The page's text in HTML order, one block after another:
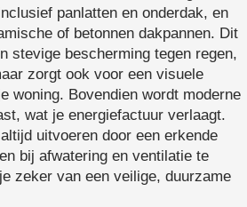
panlatten en onderdak, en
of betonnen dakpannen. Dit
stevige bescherming tegen regen,
zorgt ook voor een visuele
woning. Bovendien wordt moderne
wat je energiefactuur verlaagt.
uitvoeren door een erkende
bij afwatering en ventilatie te
zeker van een veilige, duurzame